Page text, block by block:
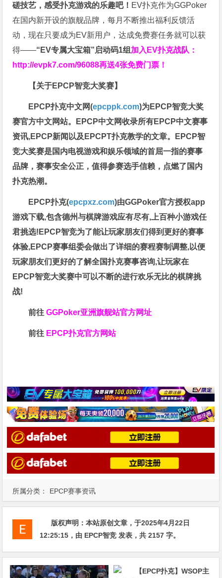
所属分类： EPCP赛事资讯
磋技艺，感受扑克游戏的乐趣吧！ EV扑克作为GGPoker
在国内新开设的旗舰品牌，每月不断推出福利反馈活
动，现在只要成为EV新用户，达成免费赛任务就可以获
得——“EV专属大宝箱”启动码1组 加入EV扑克战队：
http://evpk7.com/96088再送4张免费门票！
【关于EPCP智竞大奖赛】
EPCP扑克中文网(epcppk.com)为EPCP智竞大奖
赛官方中文网站。EPCP中文网收录所有EPCP中文赛事
资讯,EPCP新闻以及EPCPT扑克教学的文章。EPCP智
竞大奖赛是国内电视游戏和娱乐领域的首屈一指的赛事
品牌，赛事安全公正，值得参赛选手信赖，点燃了国内
扑克热潮。
EPCP扑克(epcpxz.com)由GGPoker官方授权app
游戏下载,包含德州与棋牌游戏应有尽有,上百种小游戏任
君挑选!EPCP智竞为了能让玩家朋友们得到更好的赛事
体验,EPCP赛事组委会做出了详细的赛程赛制调整,以便
玩家朋友们更好的了解全国扑克赛事咨询,让玩家在
EPCP智竞大奖赛中可以不断的进行欢乐无比的棋牌挑
战!
前往GGPoker亚洲旗舰站官方网址
前往 EPCP扑克官方网站
版权声明：本站原创文章，于2025年4月22日
12:25:15 ，由 EPCP智竞 发表，共 2157 字。